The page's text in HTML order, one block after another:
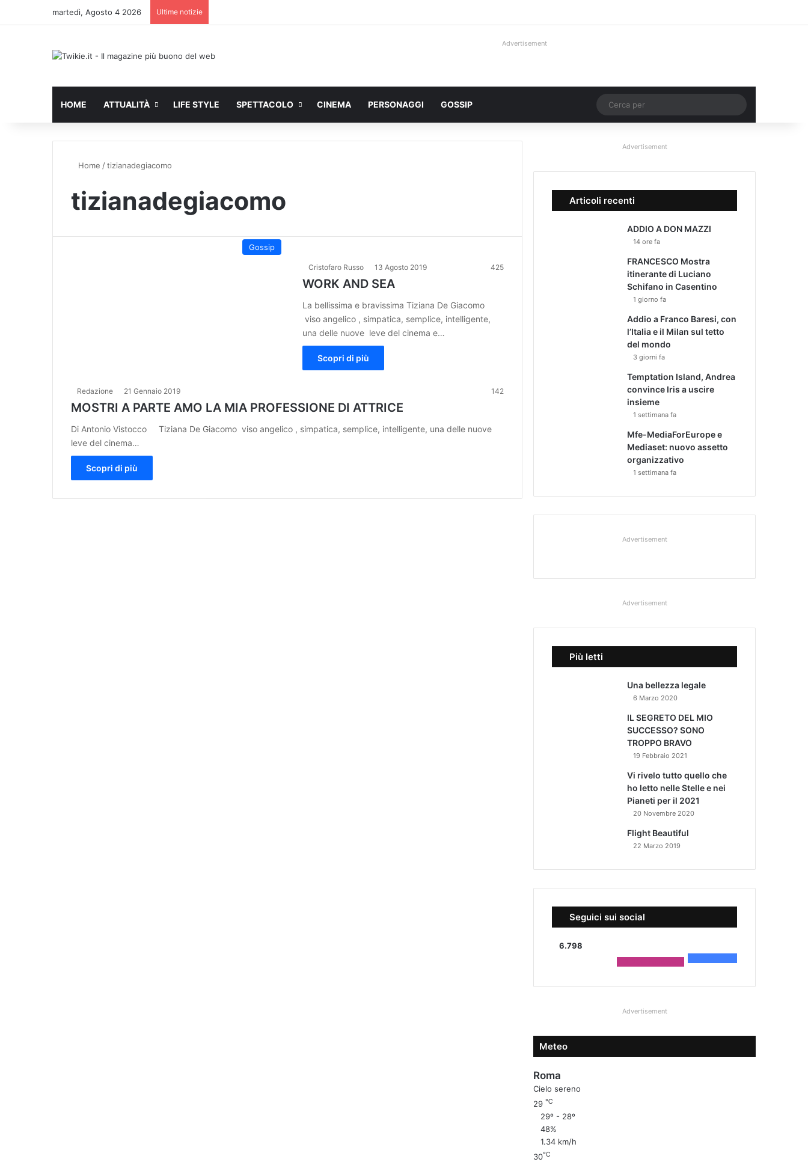
martedì, Agosto 4 2026 Ultime notizie
Advertisement
HOME ATTUALITÀ LIFE STYLE SPETTACOLO CINEMA PERSONAGGI GOSSIP Un articolo a caso
per
Home /tizianadegiacomo
tizianadegiacomo
Gossip
Cristofaro Russo 13 Agosto 2019 425
WORK AND SEA
La bellissima e bravissima Tiziana De Giacomo
viso angelico , simpatica, semplice, intelligente,
una delle nuove leve del cinema e…
Scopri di più
Redazione 21 Gennaio 2019 142
MOSTRI A PARTE AMO LA MIA PROFESSIONE DI ATTRICE
Di Antonio Vistocco Tiziana De Giacomo viso angelico , simpatica, semplice, intelligente, una delle nuove
leve del cinema…
Scopri di più
Advertisement
Articoli recenti
ADDIO A DON MAZZI
14 ore fa
FRANCESCO Mostra
itinerante di Luciano
Schifano in Casentino
1 giorno fa
Addio a Franco Baresi, con
l’Italia e il Milan sul tetto
del mondo
3 giorni fa
Temptation Island, Andrea
convince Iris a uscire
insieme
1 settimana fa
Mfe-MediaForEurope e
Mediaset: nuovo assetto
organizzativo
1 settimana fa
Advertisement
Advertisement
Più letti
Una bellezza legale
6 Marzo 2020
IL SEGRETO DEL MIO
SUCCESSO? SONO
TROPPO BRAVO
19 Febbraio 2021
Vi rivelo tutto quello che
ho letto nelle Stelle e nei
Pianeti per il 2021
20 Novembre 2020
Flight Beautiful
22 Marzo 2019
Seguici sui social
6.798
Advertisement
Meteo
Roma
Cielo sereno
29℃
29º - 28º
48%
1.34 km/h
30℃